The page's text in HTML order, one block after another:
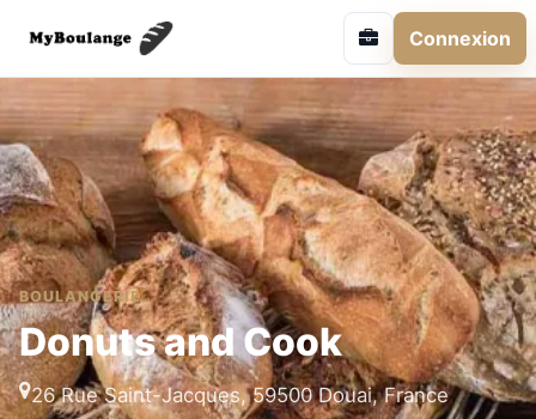
Connexion
BOULANGERIE
Donuts and Cook
26 Rue Saint-Jacques, 59500 Douai, France